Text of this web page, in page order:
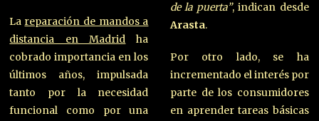
La reparación de mandos a
distancia en Madrid ha
cobrado importancia en los
últimos años, impulsada
tanto por la necesidad
funcional como por una
de la puerta”, indican desde
Arasta.
Por otro lado, se ha
incrementado el interés por
parte de los consumidores
en aprender tareas básicas